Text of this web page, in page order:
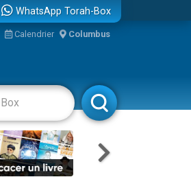
WhatsApp Torah-Box
Calendrier Columbus
Rabbanim